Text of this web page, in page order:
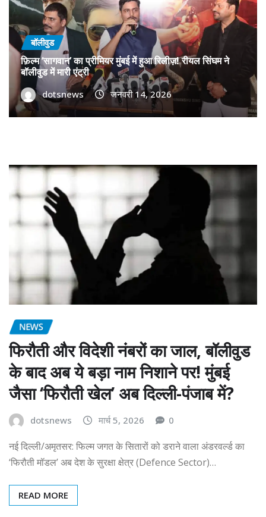
बॉलीवुड
फ़िल्म ‘सागवान’ का प्रीमियर मुंबई में हुआ रिलीज़! रीयल सिंघम ने
बॉलीवुड में मारी एंट्री
dotsnews जनवरी 14, 2026
NEWS
फिरौती और विदेशी नंबरों का जाल, बॉलीवुड
के बाद अब ये बड़ा नाम निशाने पर! मुंबई
जैसा ‘फिरौती खेल’ अब दिल्ली-पंजाब में?
dotsnews मार्च 5, 2026 0
नई दिल्ली/अमृतसर: फिल्म जगत के सितारों को डराने वाला अंडरवर्ल्ड का
‘फिरौती मॉडल’ अब देश के सुरक्षा क्षेत्र (Defence Sector)…
READ MORE